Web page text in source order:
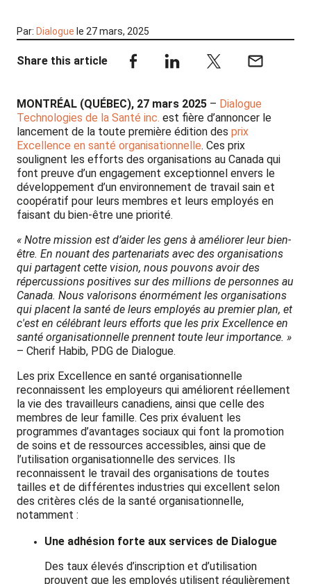
Par: Dialogue le 27 mars, 2025
Share this article
MONTRÉAL (QUÉBEC), 27 mars 2025 – Dialogue
Technologies de la Santé inc. est fière d’annoncer le
lancement de la toute première édition des prix
Excellence en santé organisationnelle. Ces prix
soulignent les efforts des organisations au Canada qui
font preuve d’un engagement exceptionnel envers le
développement d’un environnement de travail sain et
coopératif pour leurs membres et leurs employés en
faisant du bien-être une priorité.
« Notre mission est d’aider les gens à améliorer leur bien-
être. En nouant des partenariats avec des organisations
qui partagent cette vision, nous pouvons avoir des
répercussions positives sur des millions de personnes au
Canada. Nous valorisons énormément les organisations
qui placent la santé de leurs employés au premier plan, et
c'est en célébrant leurs efforts que les prix Excellence en
santé organisationnelle prennent toute leur importance. »
– Cherif Habib, PDG de Dialogue.
Les prix Excellence en santé organisationnelle
reconnaissent les employeurs qui améliorent réellement
la vie des travailleurs canadiens, ainsi que celle des
membres de leur famille. Ces prix évaluent les
programmes d’avantages sociaux qui font la promotion
de soins et de ressources accessibles, ainsi que de
l’utilisation organisationnelle des services. Ils
reconnaissent le travail des organisations de toutes
tailles et de différentes industries qui excellent selon
des critères clés de la santé organisationnelle,
notamment :
Une adhésion forte aux services de Dialogue
Des taux élevés d’inscription et d’utilisation
prouvent que les employés utilisent régulièrement